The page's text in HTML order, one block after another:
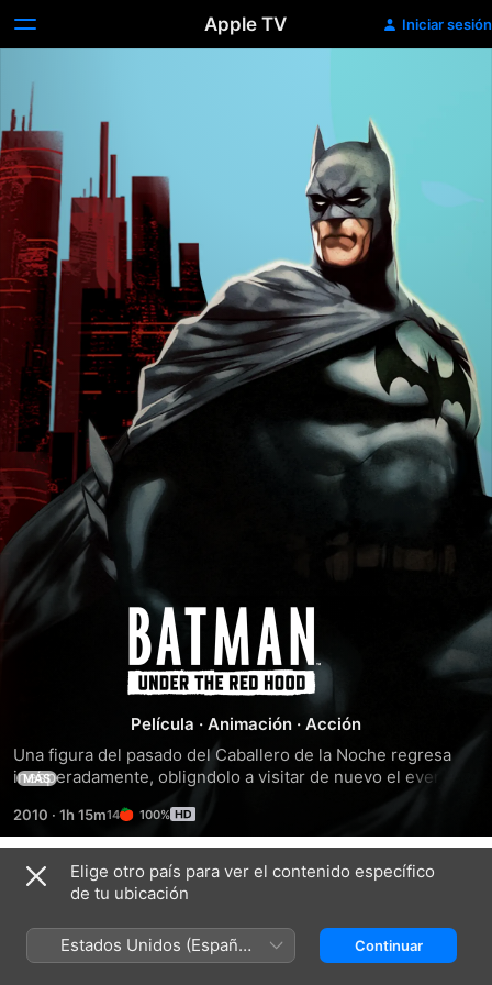
Apple TV Iniciar sesión
Batman:
Capucha
Roja
Película · Animación · Acción
Una figura del pasado del Caballero de la Noche regresa
inesperadamente, obligndolo a visitar de nuevo el evento
ms trgico de su carrera en la lucha contra el crimen. Un
personaje demente y desfigurado conocido como Black
Mask ha tomado el control del bajo mundo criminal de
Ciudad Gtica, pero su supremaca se ve debilitada con la
llegada del misterioso Red Hood. Conforme incrementa la
llega a darse cuenta dolorosa e impactantemente de quin
en verdad es el que est detrs de esa mscara.
MÁS
2010 · 1h 15m 100%
Tráilers
Elige otro país para ver el contenido específico
de tu ubicación
Estados Unidos (Español
México)
Continuar